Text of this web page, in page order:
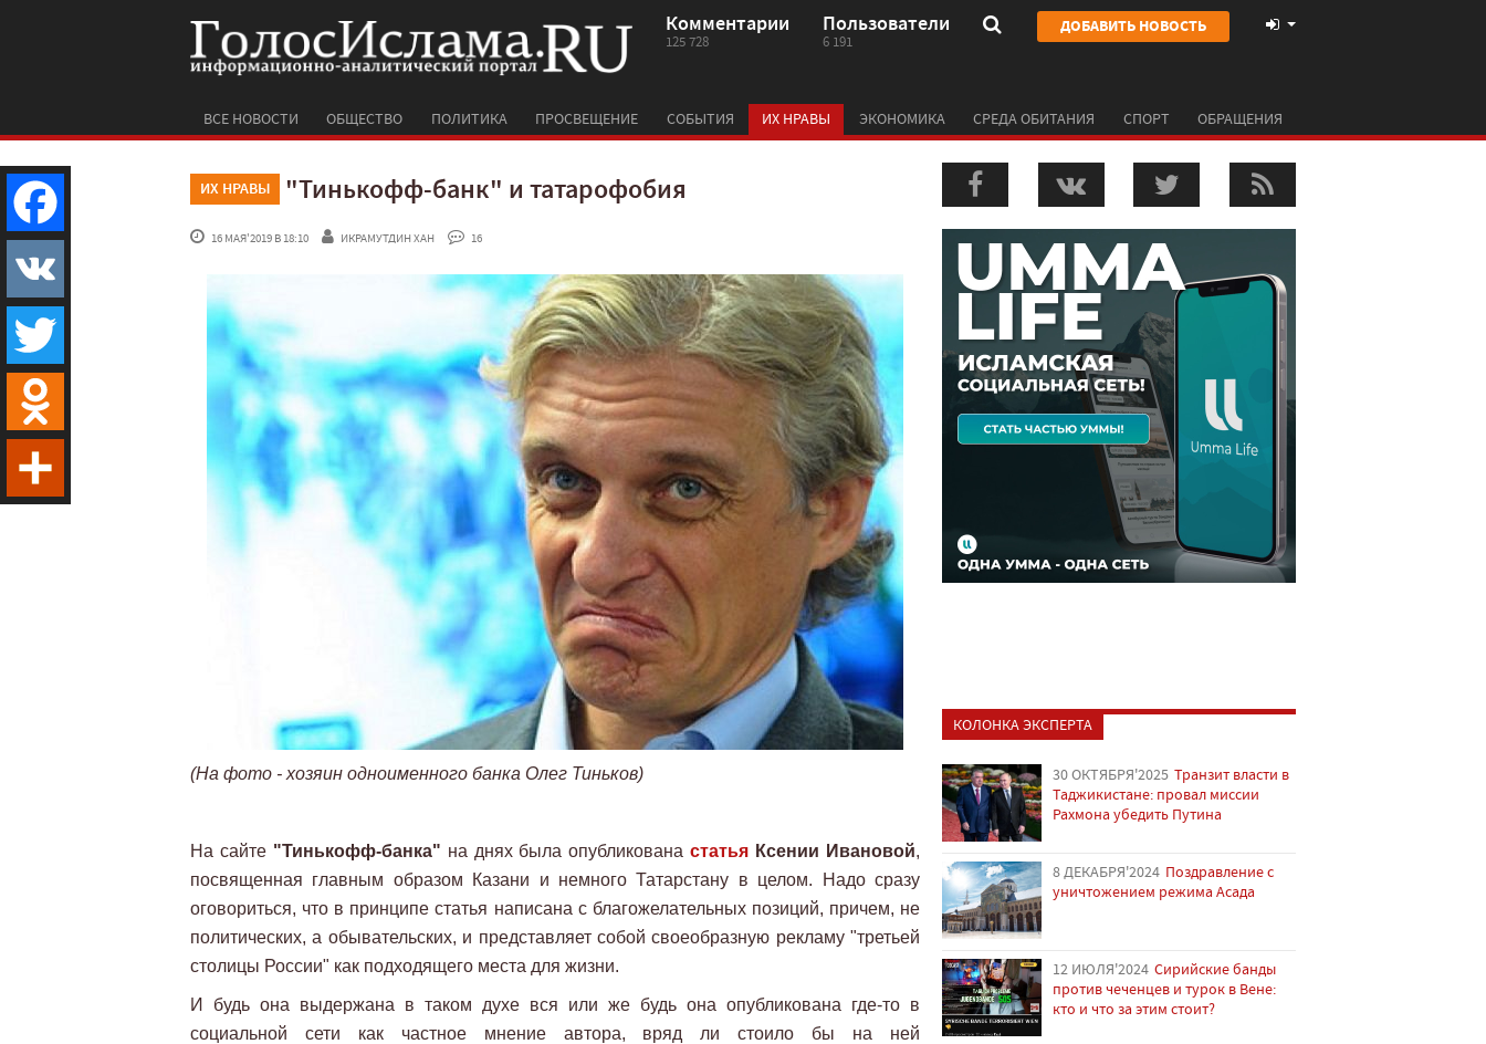
Комментарии
125 728
Пользователи
6 191
ДОБАВИТЬ НОВОСТЬ
ВСЕ НОВОСТИ ОБЩЕСТВО ПОЛИТИКА ПРОСВЕЩЕНИЕ СОБЫТИЯ ИХ НРАВЫ ЭКОНОМИКА СРЕДА ОБИТАНИЯ СПОРТ ОБРАЩЕНИЯ
ИХ НРАВЫ "Тинькофф-банк" и татарофобия
16 МАЯ'2019 В 18:10 ИКРАМУТДИН ХАН 16
(На фото - хозяин одноименного банка Олег Тиньков)
На сайте "Тинькофф-банка" на днях была опубликованастатья Ксении Ивановой,
посвященная главным образом Казани и немного Татарстану в целом. Надо сразу
оговориться, что в принципе статья написана с благожелательных позиций, причем, не
политических, а обывательских, и представляет собой своеобразную рекламу "третьей
столицы России" как подходящего места для жизни.
И будь она выдержана в таком духе вся или же будь она опубликована где-то в
социальной сети как частное мнение автора, вряд ли стоило бы на ней
КОЛОНКА ЭКСПЕРТА
30 ОКТЯБРЯ'2025 Транзит власти в
Таджикистане: провал миссии
Рахмона убедить Путина
8 ДЕКАБРЯ'2024 Поздравление с
уничтожением режима Асада
12 ИЮЛЯ'2024 Сирийские банды
против чеченцев и турок в Вене:
кто и что за этим стоит?
Facebook
VK
Twitter
Odnoklassniki